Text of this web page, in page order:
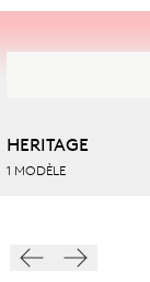
HERITAGE
1 MODÈLE